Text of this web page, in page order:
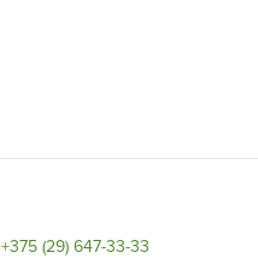
+375 (29) 647-33-33